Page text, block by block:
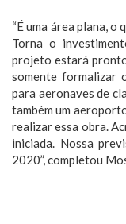
“É uma área plana,
Torna o
projeto estará
somente formalizar
para aeronaves de
também um
realizar essa obra.
iniciada. Nossa
2020”, completou